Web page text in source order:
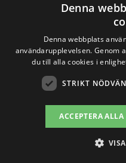
Sjuhärad
Fristad
Bredared
Dalsjöfors
Denna
Denna webbplats
användarupplevelsen. Genom
du till alla cookies i
STRIKT
ACCEPTERA ALLA